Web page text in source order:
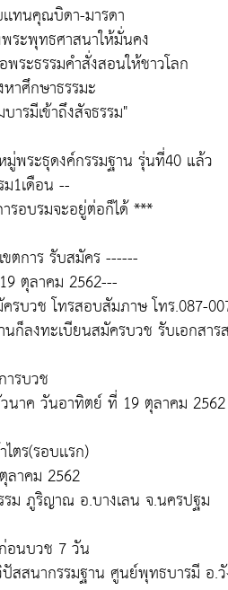
เทนคุณบิดา-มารดา
ระพุทธศาสนาให้มั่นคง
ระธรรมคำสั่งสอนให้ชาวโลก
หาศึกษาธรรมะ
ารมีเข้าถึงสัจธรรม"
พระธุดงค์กรรมฐาน รุ่นที่40 แล้ว
1เดือน --
รอบรมจะอยู่ต่อก็ได้ ***
ตการ รับสมัคร ------
ตุลาคม 2562---
รบวช โทรสอบสัมภาษ โทร.087-
ก็ลงทะเบียนสมัครบวช รับเอกสา
รบวช
นาค วันอาทิตย์ ที่ 19 ตุลาคม 2562
ตร(รอบเเรก)
าคม 2562
ม ภูริญาณ อ.บางเลน จ.นครปฐม
อนบวช 7 วัน
สสนากรรมฐาน ศูนย์พุทธบารมี อ.